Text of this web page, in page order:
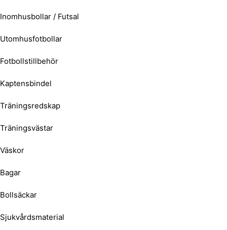
Inomhusbollar / Futsal
Utomhusfotbollar
Fotbollstillbehör
Kaptensbindel
Träningsredskap
Träningsvästar
Väskor
Bagar
Bollsäckar
Sjukvårdsmaterial